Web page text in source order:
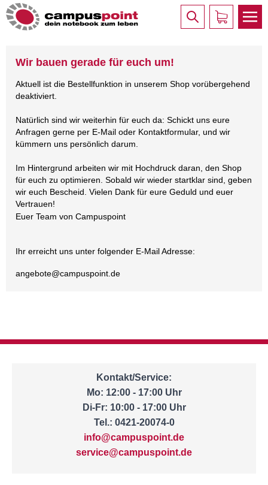
Wir bauen gerade für euch um!
Aktuell ist die Bestellfunktion in unserem Shop vorübergehend
deaktiviert.
Natürlich sind wir weiterhin für euch da: Schickt uns eure
Anfragen gerne per E-Mail oder Kontaktformular, und wir
kümmern uns persönlich darum.
Im Hintergrund arbeiten wir mit Hochdruck daran, den Shop
für euch zu optimieren. Sobald wir wieder startklar sind, geben
wir euch Bescheid. Vielen Dank für eure Geduld und euer
Vertrauen!
Euer Team von Campuspoint
Ihr erreicht uns unter folgender E-Mail Adresse:
angebote@campuspoint.de
Kontakt/Service:
Mo: 12:00 - 17:00 Uhr
Di-Fr: 10:00 - 17:00 Uhr
Tel.: 0421-20074-0
info@campuspoint.de
service@campuspoint.de